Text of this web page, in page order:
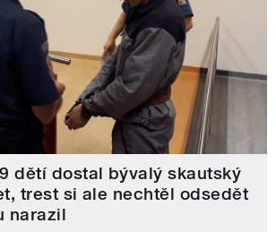
dětí dostal bývalý skautský
trest si ale nechtěl odsedět
narazil